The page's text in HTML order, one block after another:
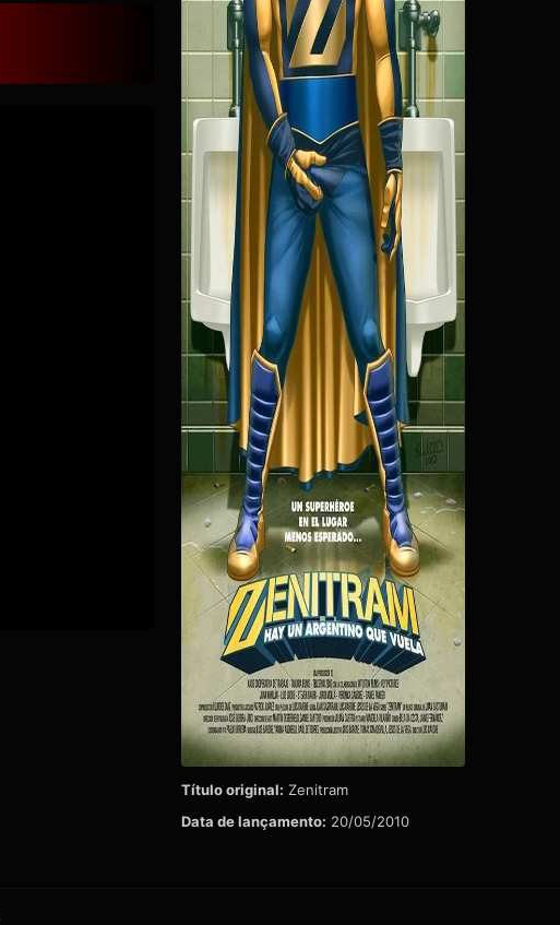
Título original: Zenitram
Data de lançamento: 20/05/2010